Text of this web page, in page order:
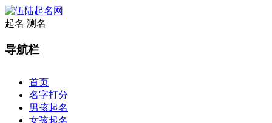
起名 测名
导航栏
首页
名字打分
男孩起名
女孩起名